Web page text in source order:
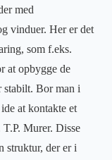
med
vinduer. Her er det
som f.eks.
at opbygge de
stabilt. Bor man i
at kontakte et
Murer. Disse
struktur, der er i